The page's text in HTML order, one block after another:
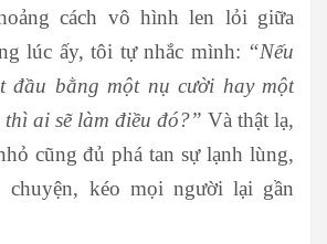
cách vô hình len lỏi giữa
lúc ấy, tôi tự nhắc mình: “Nếu
đầu bằng một nụ cười hay một
ai sẽ làm điều đó?” Và thật lạ,
cũng đủ phá tan sự lạnh lùng,
chuyện, kéo mọi người lại gần